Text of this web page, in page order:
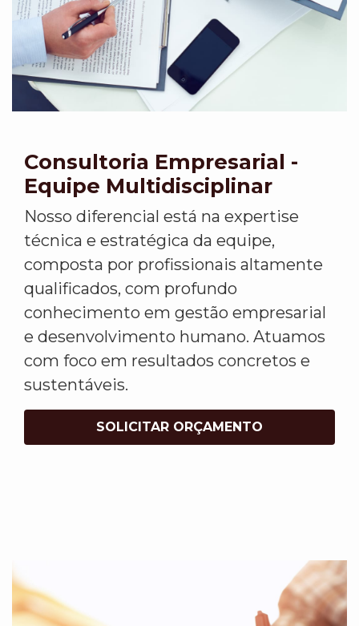
Consultoria Empresarial -
Equipe Multidisciplinar
Nosso diferencial está na expertise
técnica e estratégica da equipe,
composta por profissionais altamente
qualificados, com profundo
conhecimento em gestão empresarial
e desenvolvimento humano. Atuamos
com foco em resultados concretos e
sustentáveis.
SOLICITAR ORÇAMENTO